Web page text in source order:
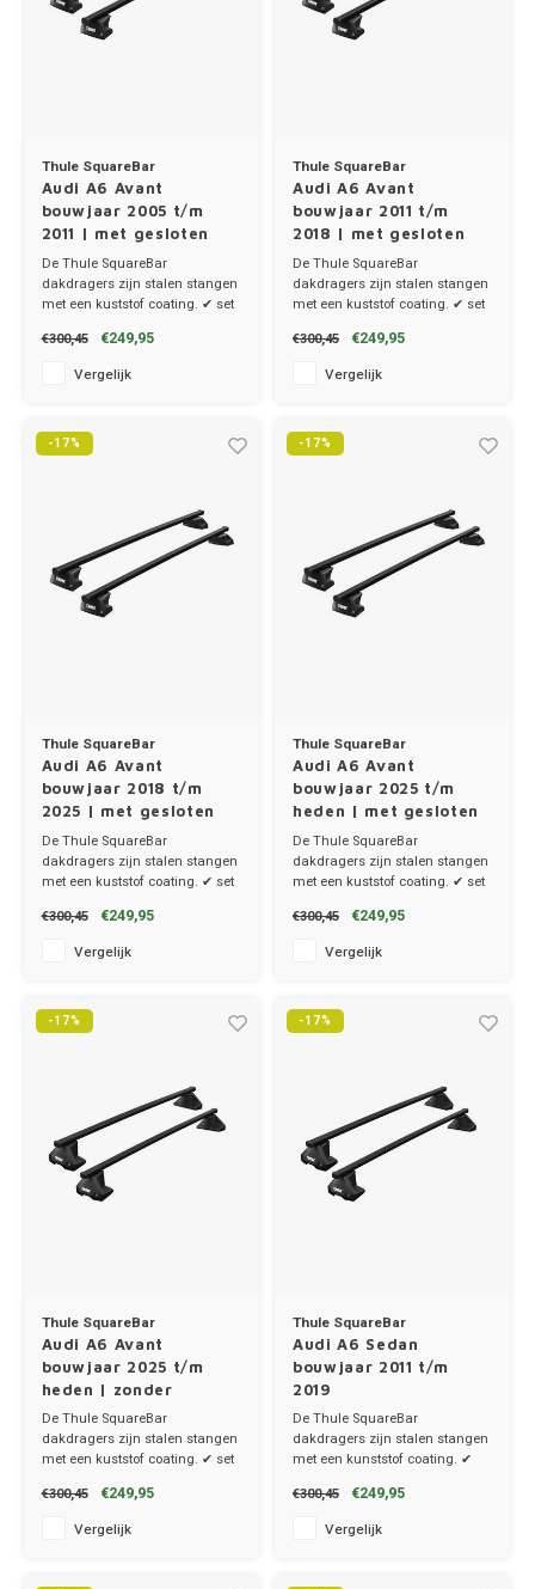
Thule SquareBar
Audi A6 Avant
bouwjaar 2005 t/m
2011 | met gesloten
dakrailing
De Thule SquareBar
dakdragers zijn stalen stangen
met een kuststof coating. ✔ set
3.2cm
€300,45 €249,95
Vergelijk
Thule SquareBar
Audi A6 Avant
bouwjaar 2011 t/m
2018 | met gesloten
dakrailing
De Thule SquareBar
dakdragers zijn stalen stangen
met een kuststof coating. ✔ set
3.2cm
€300,45 €249,95
Vergelijk
-17%
Thule SquareBar
Audi A6 Avant
bouwjaar 2018 t/m
2025 | met gesloten
dakrailing
De Thule SquareBar
dakdragers zijn stalen stangen
met een kuststof coating. ✔ set
3.2cm
€300,45 €249,95
Vergelijk
-17%
Thule SquareBar
Audi A6 Avant
bouwjaar 2025 t/m
heden | met gesloten
dakrailing
De Thule SquareBar
dakdragers zijn stalen stangen
met een kuststof coating. ✔ set
3.2cm
€300,45 €249,95
Vergelijk
-17%
Thule SquareBar
Audi A6 Avant
bouwjaar 2025 t/m
heden | zonder
dakrailing
De Thule SquareBar
dakdragers zijn stalen stangen
met een kuststof coating. ✔ set
3.2cm
€300,45 €249,95
Vergelijk
-17%
Thule SquareBar
Audi A6 Sedan
bouwjaar 2011 t/m
2019
De Thule SquareBar
dakdragers zijn stalen stangen
met een kunststof coating. ✔
breedte 3.2cm
€300,45 €249,95
Vergelijk